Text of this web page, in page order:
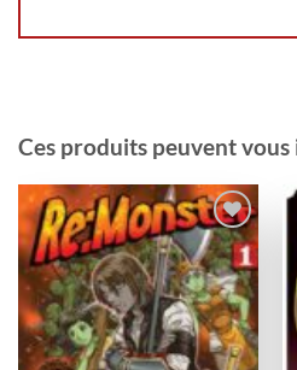
Ces produits peuvent vous
Ajouter
à la
wishlist